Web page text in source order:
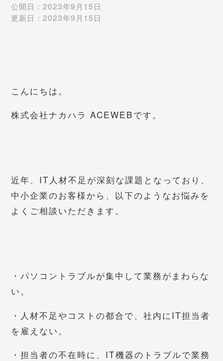
公開日：2023年9月15日
更新日：2023年9月15日
こんにちは。
株式会社ナカハラ ACEWEBです。
近年、IT人材不足が深刻な課題となっており、
中小企業のお客様から、以下のようなお悩みを
よくご相談いただきます。
・パソコントラブルが集中して業務がまわらな
い。
・人材不足やコストの都合で、社内にIT担当者
を雇えない。
・担当者の不在時に、IT機器のトラブルで業務